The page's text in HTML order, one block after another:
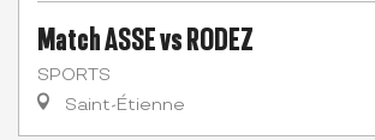
Match ASSE vs RODEZ
SPORTS
Saint-Étienne